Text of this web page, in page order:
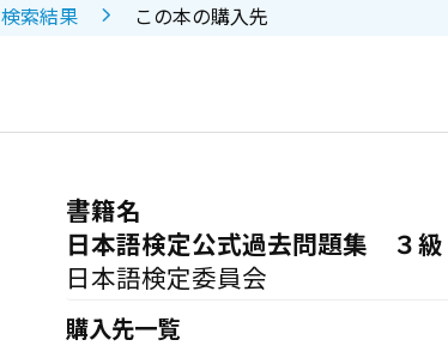
検索結果 この本の購入先
書籍名
日本語検定公式過去問題集 ３
日本語検定委員会
購入先一覧